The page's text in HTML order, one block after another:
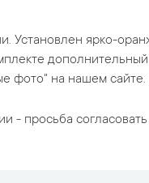
Установлен ярко-
дополнительный
фото" на нашем сайте.
- просьба согласовать